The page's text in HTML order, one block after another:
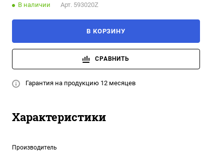
В наличии Арт. 593020Z
В КОРЗИНУ
СРАВНИТЬ
Гарантия на продукцию 12 месяцев
Характеристики
Производитель